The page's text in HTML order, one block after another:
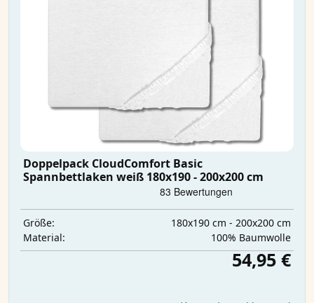
Doppelpack CloudComfort Basic
Spannbettlaken weiß 180x190 - 200x200 cm
Größe:
180x190 cm - 200x200 cm
Material:
100% Baumwolle
54,95 €